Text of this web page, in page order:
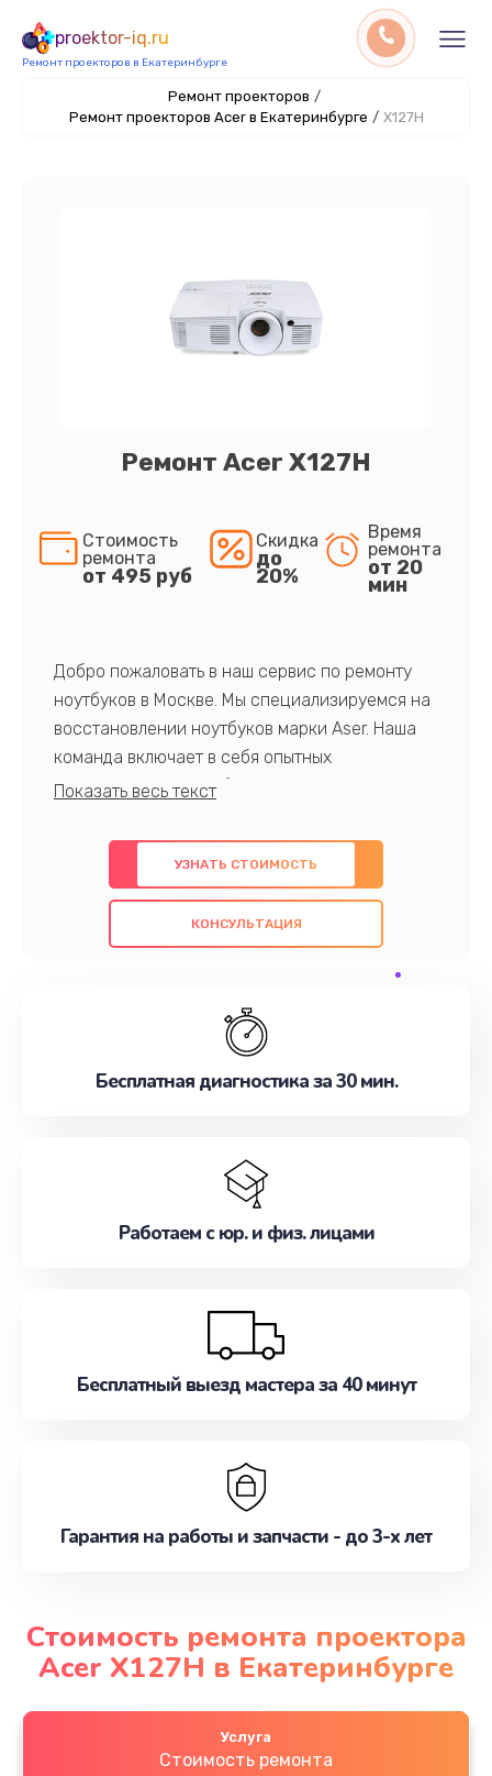
proektor-iq.ru
Ремонт проекторов в Екатеринбурге
Ремонт проекторов /
Ремонт проекторов Acer в Екатеринбурге / X127H
Ремонт Acer X127H
Стоимость
ремонта
от 495 руб
Скидка
до
20%
Время
ремонта
от 20
мин
Добро пожаловать в наш сервис по ремонту
ноутбуков в Москве. Мы специализируемся на
восстановлении ноутбуков марки Aser. Наша
команда включает в себя опытных
профессионалов с обширными знаниями и
предлагаем быстрый и качественный ремонт с
использованием оригинальных компонентов, а
также гарантируем качество всех
проведенных работ. Наша цель - предоставить
наилучшим образом. Не медлите записаться на
УЗНАТЬ СТОИМОСТЬ
КОНСУЛЬТАЦИЯ
Бесплатная диагностика за 30 мин.
Работаем с юр. и физ. лицами
Бесплатный выезд мастера за 40 минут
Гарантия на работы и запчасти - до 3-х лет
Стоимость ремонта проектора
Acer X127H в Екатеринбурге
Услуга
Стоимость ремонта